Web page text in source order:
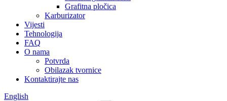
Grafitna pločica
Karburizator
Vijesti
Tehnologija
FAQ
O nama
Potvrda
Obilazak tvornice
Kontaktirajte nas
English